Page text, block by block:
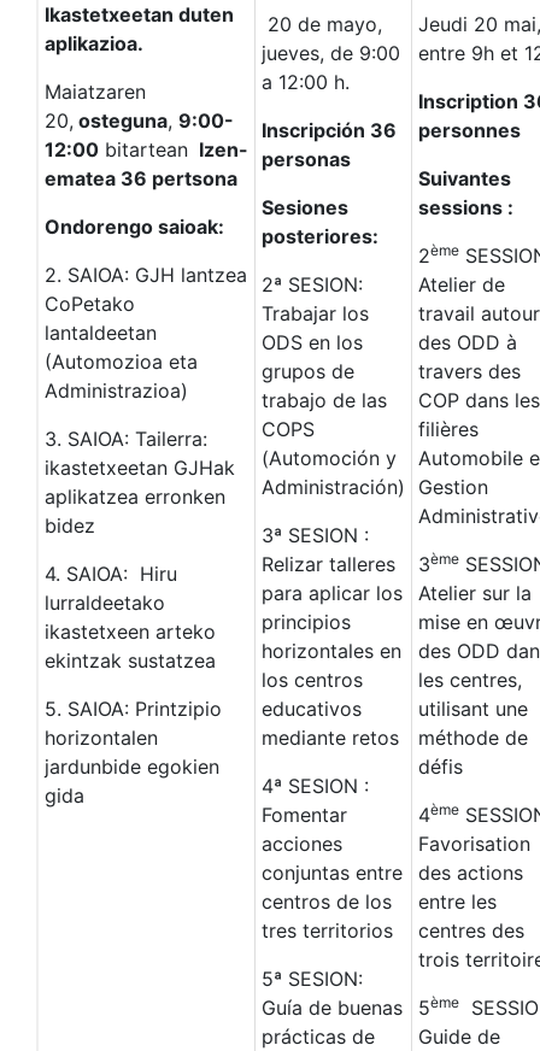
Ikastetxeetan duten
aplikazioa.
Maiatzaren
20, osteguna, 9:00-
12:00 bitartean Izen-
ematea 36 pertsona
Ondorengo saioak:
2. SAIOA: GJH lantzea
CoPetako
lantaldeetan
(Automozioa eta
Administrazioa)
3. SAIOA: Tailerra:
ikastetxeetan GJHak
aplikatzea erronken
bidez
4. SAIOA: Hiru
lurraldeetako
ikastetxeen arteko
ekintzak sustatzea
5. SAIOA: Printzipio
horizontalen
jardunbide egokien
gida
20 de mayo,
jueves, de 9:00
a 12:00 h.
Inscripción 36
personas
Sesiones
posteriores:
2ª SESION:
Trabajar los
ODS en los
grupos de
trabajo de las
COPS
(Automoción y
Administración)
3ª SESION :
Relizar talleres
para aplicar los
principios
horizontales en
los centros
educativos
mediante retos
4ª SESION :
Fomentar
acciones
conjuntas entre
centros de los
tres territorios
5ª SESION:
Guía de buenas
prácticas de
Jeudi 20 mai,
entre 9h et
Inscription
personnes
Suivantes
sessions :
2ème
Atelier de
travail autour
des ODD à
travers des
COP dans les
filières
Automobile
Gestion
3ème
Atelier sur la
mise en
des ODD
les centres,
utilisant une
méthode de
défis
4ème
Favorisation
des actions
entre les
centres des
trois
5ème
Guide de